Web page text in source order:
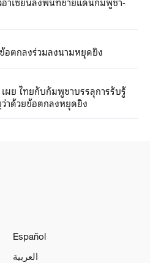
อตกลงร่วมลงนามหยุดยิง
ผย ไทยกับกัมพูชาบรรลุการรับรู้
าด้วยข้อตกลงหยุดยิง
Español
العربية